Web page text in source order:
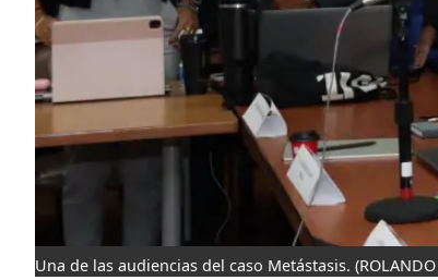
Una de las audiencias del caso Metástasis.